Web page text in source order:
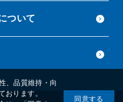
ついて
、品質維持・向
おります。
同意する